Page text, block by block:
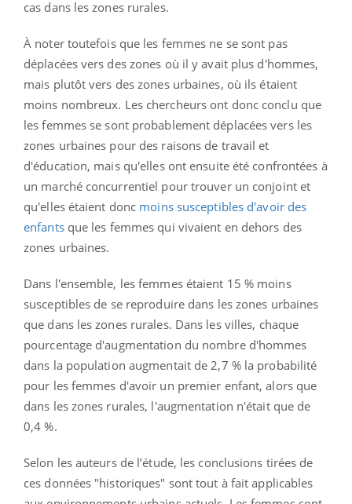
cas dans les zones rurales.
À noter toutefois que les femmes ne se sont pas
déplacées vers des zones où il y avait plus d'hommes,
mais plutôt vers des zones urbaines, où ils étaient
moins nombreux. Les chercheurs ont donc conclu que
les femmes se sont probablement déplacées vers les
zones urbaines pour des raisons de travail et
d'éducation, mais qu'elles ont ensuite été confrontées à
un marché concurrentiel pour trouver un conjoint et
qu'elles étaient donc moins susceptibles d'avoir des
enfantsque les femmes qui vivaient en dehors des
zones urbaines.
Dans l'ensemble, les femmes étaient 15 % moins
susceptibles de se reproduire dans les zones urbaines
que dans les zones rurales. Dans les villes, chaque
pourcentage d'augmentation du nombre d'hommes
dans la population augmentait de 2,7 % la probabilité
pour les femmes d'avoir un premier enfant, alors que
dans les zones rurales, l'augmentation n'était que de
0,4 %.
Selon les auteurs de l’étude, les conclusions tirées de
ces données "historiques" sont tout à fait applicables